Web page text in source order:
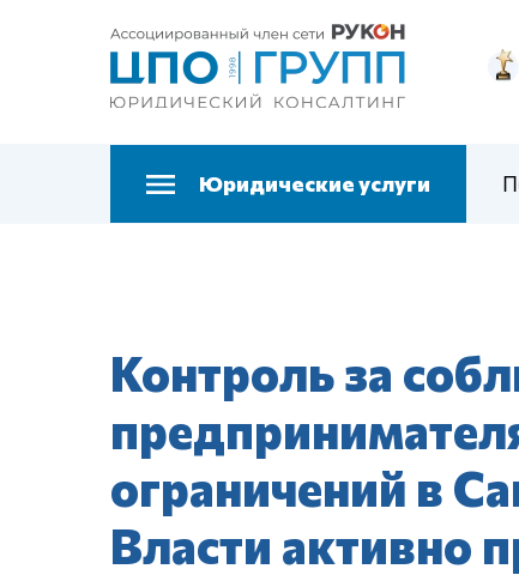
Юридические услуги
Контроль за
ограничений в
Власти активно